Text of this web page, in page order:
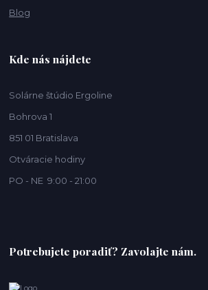
Blog
Kde nás nájdete
Solárne štúdio Ergoline
Bohrova 1
851 01 Bratislava
Otváracie hodiny
PO - NE 9:00 - 21:00
Potrebujete poradiť? Zavolajte nám.